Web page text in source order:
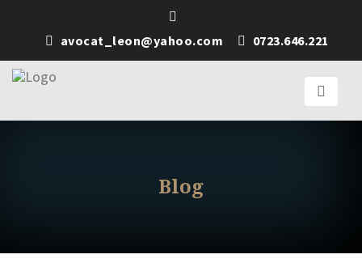
avocat_leon@yahoo.com 0723.646.221
Blog